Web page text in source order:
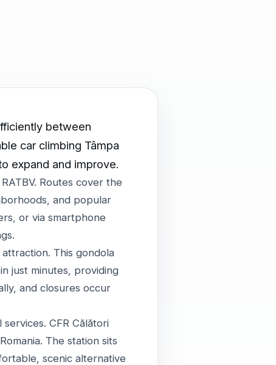
between
car climbing Tâmpa
expand and improve.
Routes cover the
and popular
or via smartphone
This gondola
just minutes, providing
and closures occur
CFR Călători
The station sits
scenic alternative